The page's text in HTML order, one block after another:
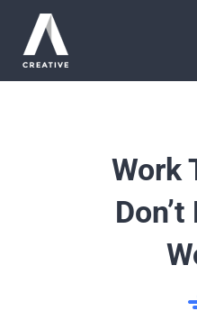
Saltar
contenido
Work